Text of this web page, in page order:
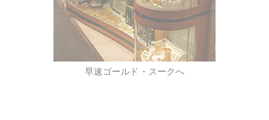
早速ゴールド・スークへ